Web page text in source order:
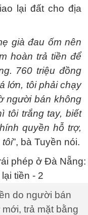
lại đất cho địa
già đau ốm nên
hoàn trả tiền để
760 triệu đồng
lớn, tôi phải chạy
người bán không
tôi trắng tay, biết
quyền hỗ trợ,
tôi”, bà Tuyền nói.
do người bán
trả mặt bằng